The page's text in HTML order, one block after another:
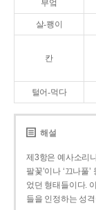
부엌
살-쾡이
칸
털어-먹다
해설
제3항은 예사소리
팔꽃’이나 ‘끄나풀
었던 형태들이다.
들을 인정하는 성